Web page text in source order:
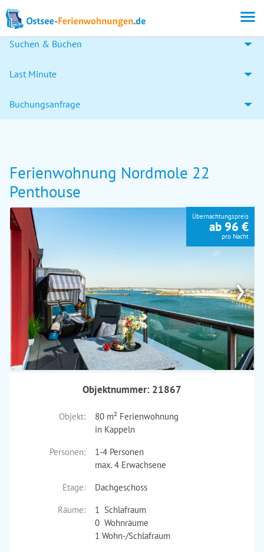
Suchen & Buchen
Last Minute
Buchungsanfrage
Ferienwohnung Nordmole 22
Penthouse
›
Übernachtungspreis
ab 96 €
pro Nacht
Objektnummer: 21867
Objekt:
80 m² Ferienwohnung
in Kappeln
Personen:
1-4 Personen
max. 4 Erwachsene
Etage:
Dachgeschoss
Räume:
1 Schlafraum
0 Wohnräume
1 Wohn-/Schlafraum